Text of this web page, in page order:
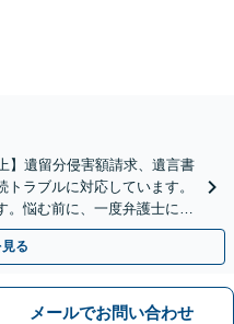
】遺留分侵害額請求、遺言書
ラブルに対応しています。
悩む前に、一度弁護士にご
休日対応】
る
メールでお問い合わせ